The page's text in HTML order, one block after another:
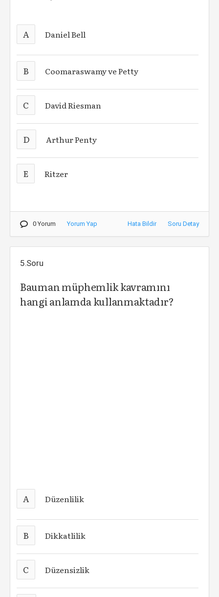
A Daniel Bell
B Coomaraswamy ve Petty
C David Riesman
D Arthur Penty
E Ritzer
0 Yorum Yorum Yap Hata Bildir Soru Detay
5.Soru
Bauman müphemlik kavramını
hangi anlamda kullanmaktadır?
A Düzenlilik
B Dikkatlilik
C Düzensizlik